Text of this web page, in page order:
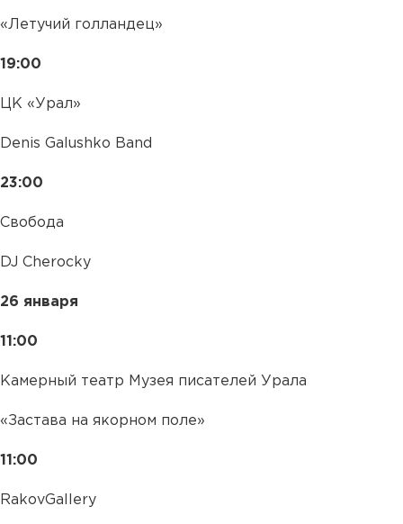
«Летучий голландец»
19:00
ЦК «Урал»
Denis Galushko Band
23:00
Свобода
DJ Cherocky
26 января
11:00
Камерный театр Музея писателей Урала
«Застава на якорном поле»
11:00
RakovGallery